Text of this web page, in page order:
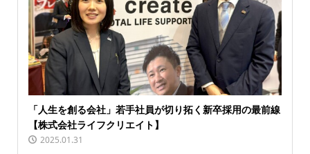
「人生を創る会社」若手社員が切り拓く新卒採用の最前線
【株式会社ライフクリエイト】
2025.01.31